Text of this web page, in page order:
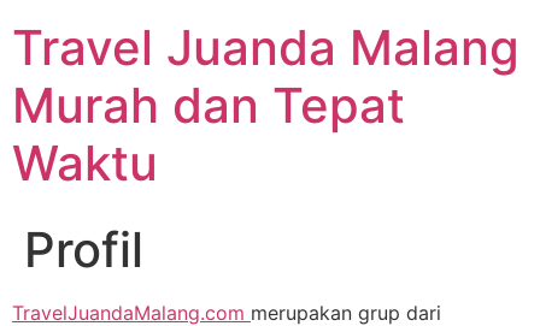
Travel Juanda Malang
Murah dan Tepat
Waktu
Profil
TravelJuandaMalang.com merupakan grup dari